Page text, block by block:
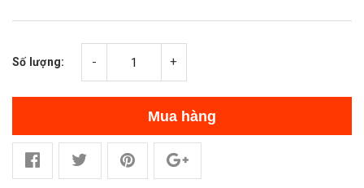
Số lượng: - +
Mua hàng